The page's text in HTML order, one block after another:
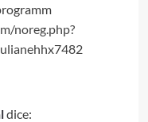
noreg.php?
dice: